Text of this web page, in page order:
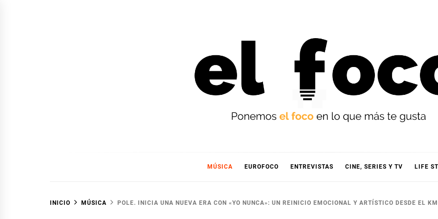
EL FOCO
MÚSICA EUROFOCO ENTREVISTAS CINE, SERIES Y TV LIFE
INICIO MÚSICA POLE. INICIA UNA NUEVA ERA CON «YO NUNCA»: UN REINICIO EMOCIONAL Y ARTÍSTICO DESDE EL